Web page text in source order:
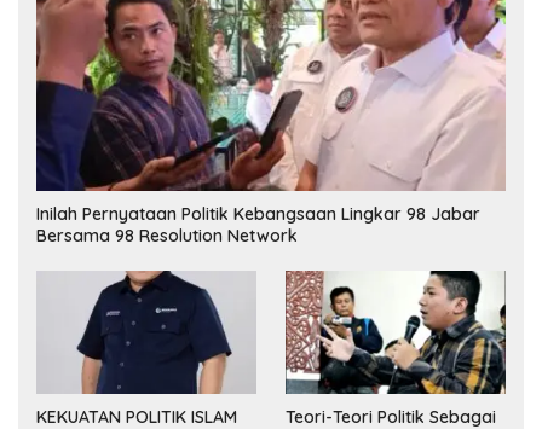
Inilah Pernyataan Politik Kebangsaan Lingkar 98 Jabar
Bersama 98 Resolution Network
KEKUATAN POLITIK ISLAM
Teori-Teori Politik Sebagai